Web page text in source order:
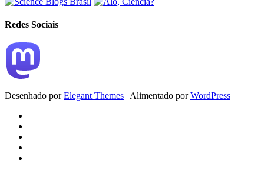
Redes Sociais
Desenhado porElegant Themes | Alimentado porWordPress